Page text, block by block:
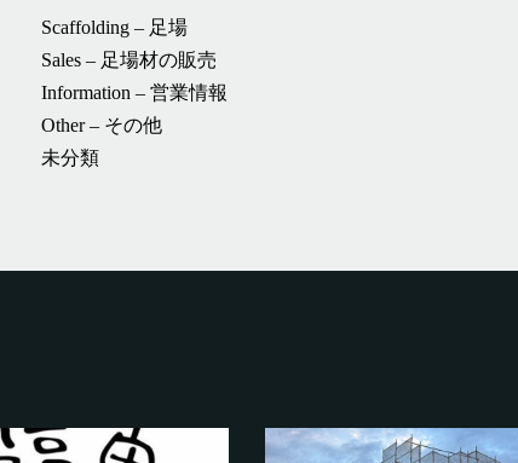
Scaffolding – 足場
Sales – 足場材の販売
Information – 営業情報
Other – その他
未分類